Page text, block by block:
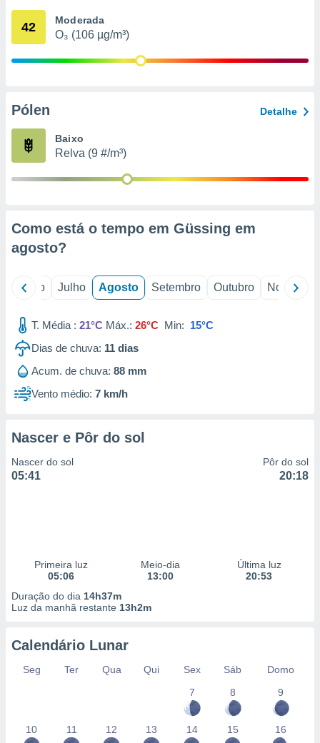
através
estudos
1199
42 Moderada
O₃ (106 µg/m³)
Pólen Detalhe
Baixo
Relva (9 #/m³)
Como está o tempo em Güssing em
agosto?
Junho Julho Agosto Setembro Outubro Novembro
T. Média : 21°C Máx.: 26°C Min: 15°C
Dias de chuva: 11 dias
Acum. de chuva: 88 mm
Vento médio: 7 km/h
Nascer e Pôr do sol
Nascer do sol
05:41
Pôr do sol
20:18
Primeira luz
05:06
Meio-dia
13:00
Última luz
20:53
Duração do dia 14h37m
Luz da manhã restante 13h2m
Calendário Lunar
Seg Ter Qua Qui Sex Sáb
Domo
7
8 9
10 11 12 13 14 15 16